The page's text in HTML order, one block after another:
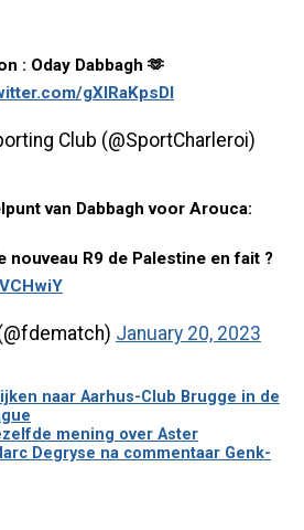
: Oday Dabbagh 🫶
gXIRaKpsDl
Club (@SportCharleroi)
van Dabbagh voor Arouca:
nouveau R9 de Palestine en fait ?
January 20, 2023
naar Aarhus-Club Brugge in de
mening over Aster
Degryse na commentaar Genk-